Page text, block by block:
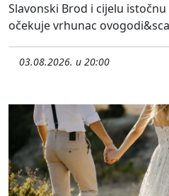
Slavonski Brod i cijelu
očekuje vrhunac
03.08.2026. u 20:00